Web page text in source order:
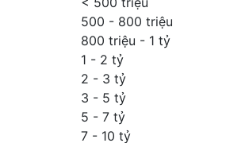
500 - 800 triệu
800 triệu - 1 tỷ
1 - 2 tỷ
2 - 3 tỷ
3 - 5 tỷ
5 - 7 tỷ
7 - 10 tỷ